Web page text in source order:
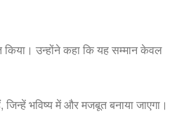
किया। उन्होंने कहा कि यह सम्मान केवल
भविष्य में और मजबूत बनाया जाएगा।